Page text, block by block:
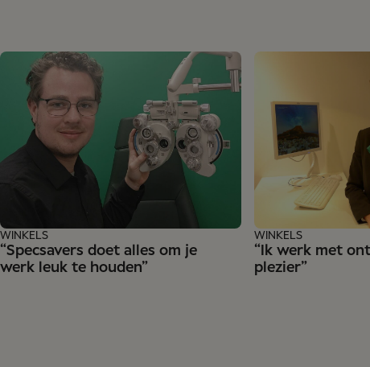
“Specsavers doet alles om je
werk leuk te houden”
WINKELS
“Ik werk met
plezier”
WINKELS